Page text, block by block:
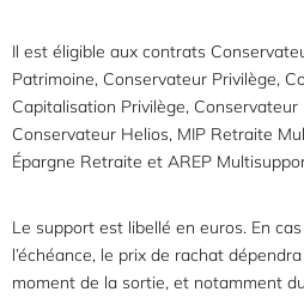
Il est éligible aux contrats
Patrimoine, Conservateur Privilège,
Capitalisation Privilège,
Conservateur Helios, MIP Retraite
Épargne Retraite et AREP
Le support est libellé en euros. En
l’échéance, le prix de rachat
moment de la sortie, et notamment